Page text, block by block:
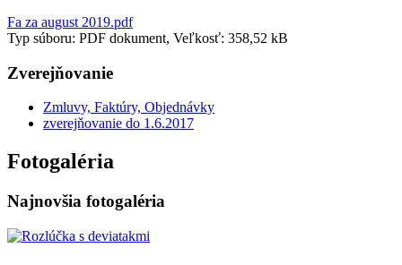
Fa za august 2019.pdf
Typ súboru: PDF dokument, Veľkosť: 358,52 kB
Zverejňovanie
Zmluvy, Faktúry, Objednávky
zverejňovanie do 1.6.2017
Fotogaléria
Najnovšia fotogaléria